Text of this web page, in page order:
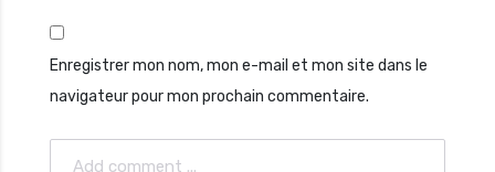
Enregistrer mon nom, mon e-mail et mon site dans le
navigateur pour mon prochain commentaire.